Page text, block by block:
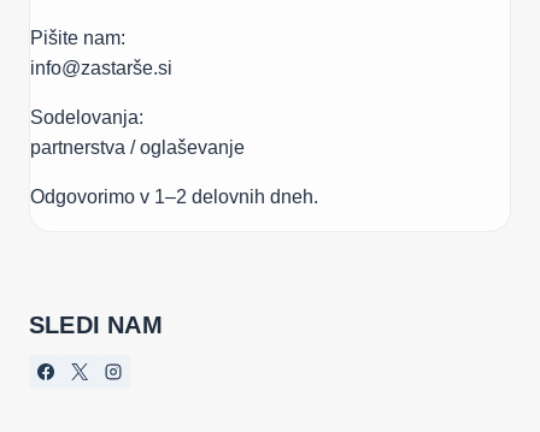
Pišite nam:
info@zastarše.si
Sodelovanja:
partnerstva / oglaševanje
Odgovorimo v 1–2 delovnih dneh.
SLEDI NAM